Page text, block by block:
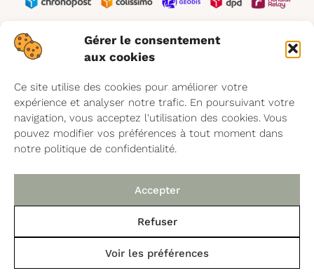
Gérer le consentement
aux cookies
Ce site utilise des cookies pour améliorer votre
expérience et analyser notre trafic. En poursuivant votre
navigation, vous acceptez l'utilisation des cookies. Vous
pouvez modifier vos préférences à tout moment dans
notre politique de confidentialité.
Accepter
Refuser
Voir les préférences
En achetant ce produit, vous gagnez17 Pointsde
fidélité !
Shop
Produits ménagers
Cosmétiques
Art de vivre
Accessoires de nettoyage
Aide
Mon compte